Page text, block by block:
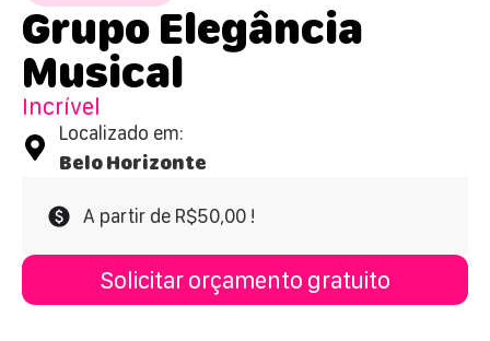
Grupo Elegância
Musical
Incrível
Localizado em:
Belo Horizonte
A partir de R$50,00 !
Solicitar orçamento gratuito